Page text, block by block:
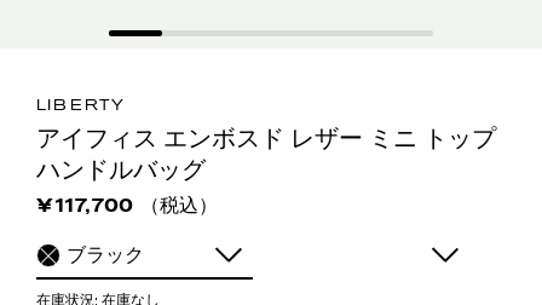
LIBERTY
アイフィス エンボスド レザー ミニ トップ
ハンドルバッグ
¥117,700
（税込）
ブラック
在庫状況: 在庫なし